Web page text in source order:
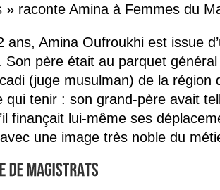
» raconte Amina à Femmes du
ans, Amina Oufroukhi est issue
Son père était au parquet
(juge musulman) de la région
qui tenir : son grand-père avait
finançait lui-même ses
une image très noble du